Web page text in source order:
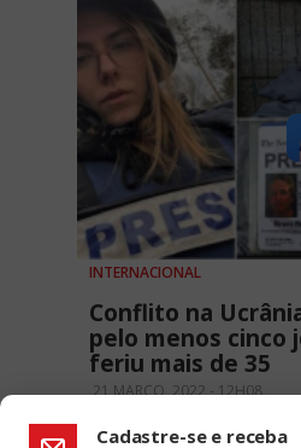
INTERNACIONAL
Conflito na
pelo menos cinco
feriu mais de 35
21 MARÇO, 2022 - 12H08
Cadastre-se e receba